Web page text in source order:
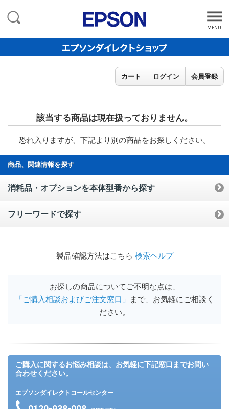
MENU
カート ログイン 会員登録
該当する商品は現在扱っておりません。
恐れ入りますが、下記より別の商品をお探しください。
商品、関連情報を探す
消耗品・オプションを本体型番から探す
フリーワードで探す
製品確認方法はこちら 検索ヘルプ
お探しの商品についてご不明な点は、
「ご購入相談およびご注文窓口」
まで、お気軽にご相談く
ださい。
ご購入に関するお悩み相談は、お気軽に下記窓口までお問い
合わせください。
エプソンダイレクトコールセンター